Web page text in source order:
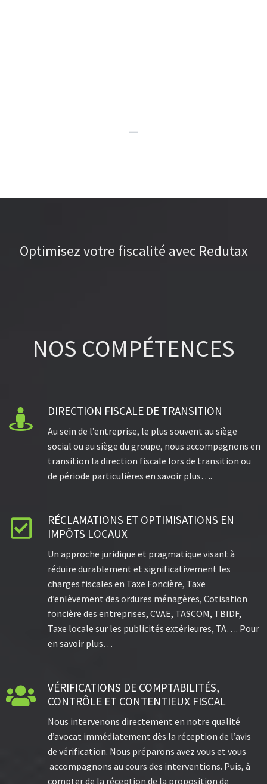
—
Optimisez votre fiscalité avec Redutax
NOS COMPÉTENCES
 DIRECTION FISCALE DE TRANSITION
Au sein de l’entreprise, le plus souvent au siège
social ou au siège du groupe, nous accompagnons en
transition la direction fiscale lors de transition ou
de période particulières en savoir plus….

RÉCLAMATIONS ET OPTIMISATIONS EN
IMPÔTS LOCAUX
Un approche juridique et pragmatique visant à
réduire durablement et significativement les
charges fiscales en Taxe Foncière, Taxe
d’enlèvement des ordures ménagères, Cotisation
foncière des entreprises, CVAE, TASCOM, TBIDF,
Taxe locale sur les publicités extérieures, TA…. Pour
en savoir plus…

VÉRIFICATIONS DE COMPTABILITÉS,
CONTRÔLE ET CONTENTIEUX FISCAL
Nous intervenons directement en notre qualité
d’avocat immédiatement dès la réception de l’avis
de vérification. Nous préparons avez vous et vous
accompagnons au cours des interventions. Puis, à
compter de la réception de la proposition de